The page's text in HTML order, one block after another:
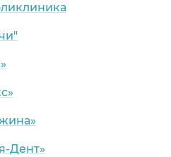
Дент»